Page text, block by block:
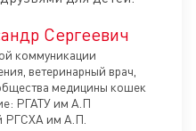
Сергеевич
коммуникации
ветеринарный врач,
медицины кошек
РГАТУ им А.П
РГСХА им А.П.